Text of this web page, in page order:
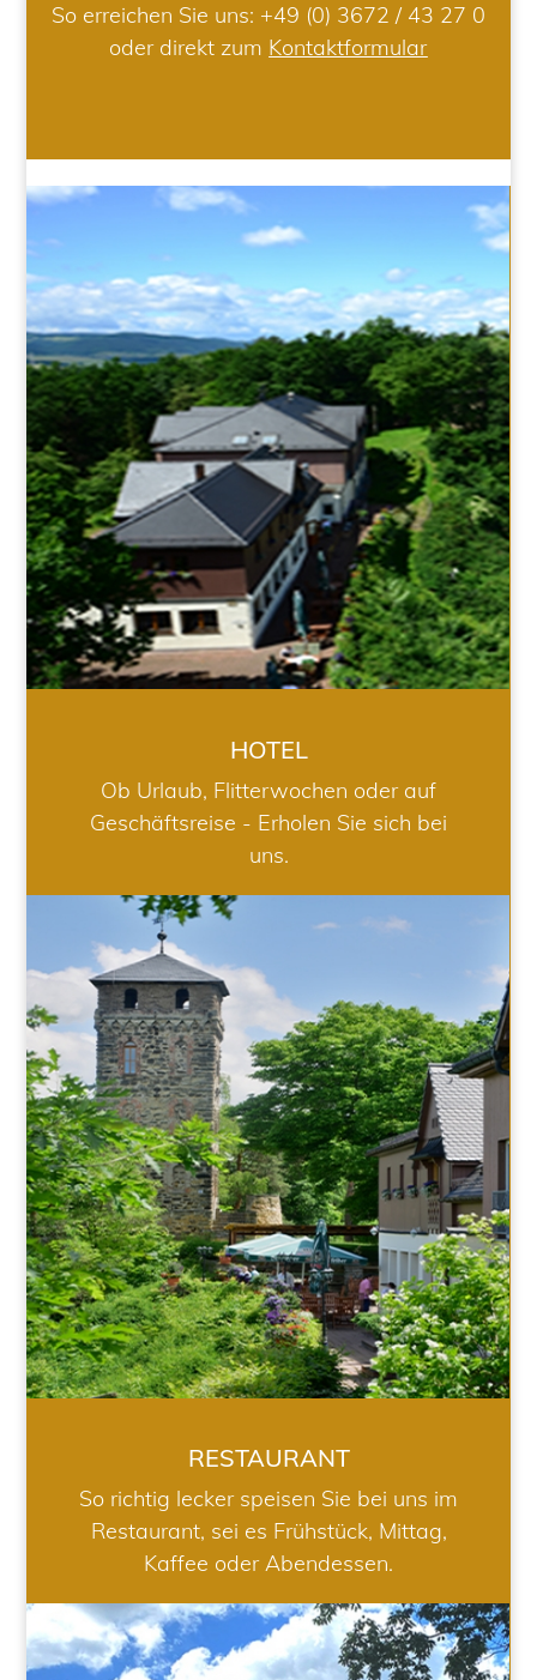
So erreichen Sie uns: +49 (0) 3672 / 43 27 0
oder direkt zum Kontaktformular
HOTEL
HOTEL
Ob Urlaub, Flitterwochen oder auf
Geschäftsreise - Erholen Sie sich bei
uns.
RESTAURANT
RESTAURANT
So richtig lecker speisen Sie bei uns im
Restaurant, sei es Frühstück, Mittag,
Kaffee oder Abendessen.